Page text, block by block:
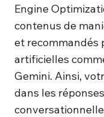
Engine
contenus de
et recommandés
artificielles
Gemini. Ainsi,
dans les